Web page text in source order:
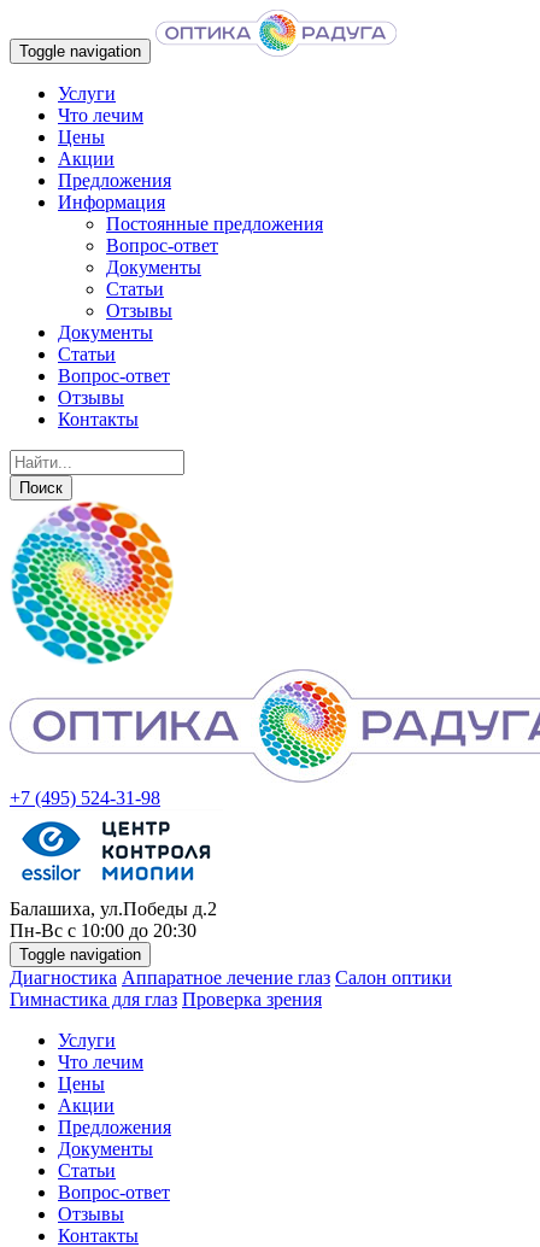
Toggle navigation
Услуги
Что лечим
Цены
Акции
Предложения
Информация
Постоянные предложения
Вопрос-ответ
Документы
Статьи
Отзывы
Документы
Статьи
Вопрос-ответ
Отзывы
Контакты
+7 (495) 524-31-98
Балашиха, ул.Победы д.2
Пн-Вс с 10:00 до 20:30
Toggle navigation
Диагностика Аппаратное лечение глаз Салон оптики
Гимнастика для глаз Проверка зрения
Услуги
Что лечим
Цены
Акции
Предложения
Документы
Статьи
Вопрос-ответ
Отзывы
Контакты